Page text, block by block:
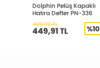
Dolphin Pelüş Kapaklı
Hatıra Defter PN-336
499,90 TL
449,91 TL %10